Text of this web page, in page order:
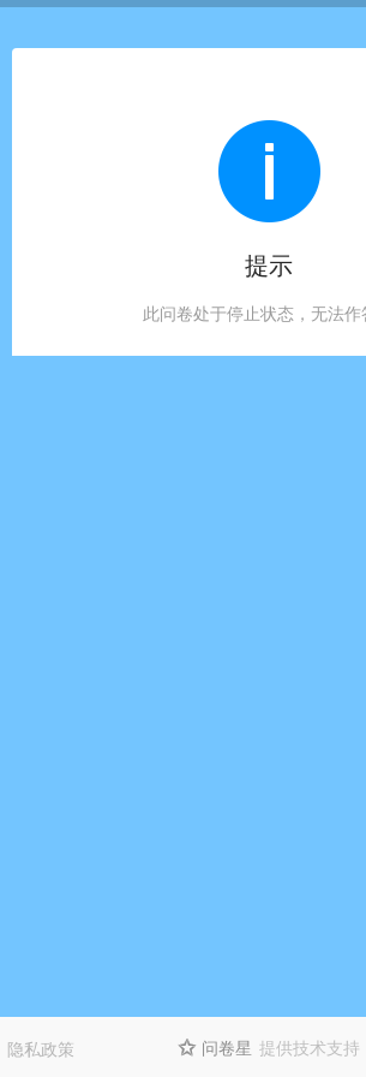
提示
此问卷处于停止状态，无法作
隐私政策  问卷星 提供技术支持